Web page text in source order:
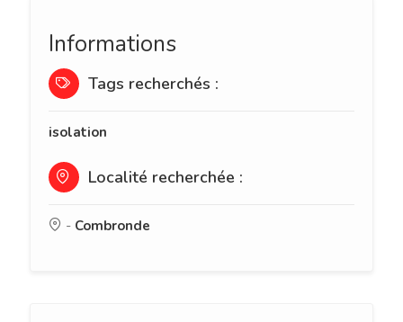
Informations
Tags recherchés :
isolation
Localité recherchée :
- Combronde